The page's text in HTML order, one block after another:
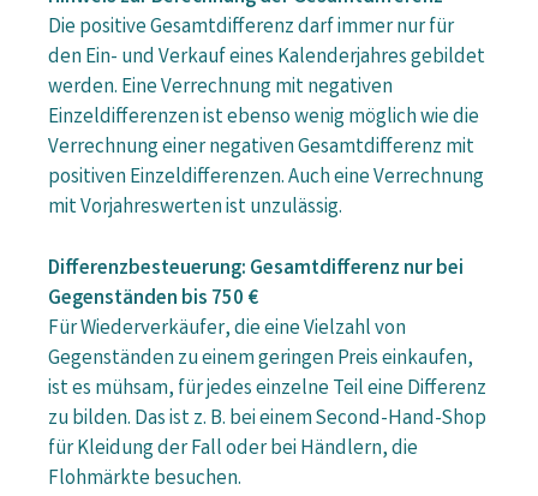
Die positive Gesamtdifferenz darf immer nur für
den Ein- und Verkauf eines Kalenderjahres gebildet
werden. Eine Verrechnung mit negativen
Einzeldifferenzen ist ebenso wenig möglich wie die
Verrechnung einer negativen Gesamtdifferenz mit
positiven Einzeldifferenzen. Auch eine Verrechnung
mit Vorjahreswerten ist unzulässig.
Differenzbesteuerung: Gesamtdifferenz nur bei
Gegenständen bis 750 €
Für Wiederverkäufer, die eine Vielzahl von
Gegenständen zu einem geringen Preis einkaufen,
ist es mühsam, für jedes einzelne Teil eine Differenz
zu bilden. Das ist z. B. bei einem Second-Hand-Shop
für Kleidung der Fall oder bei Händlern, die
Flohmärkte besuchen.